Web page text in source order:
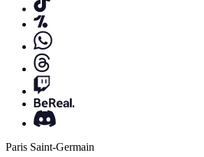
Paris Saint-Germain